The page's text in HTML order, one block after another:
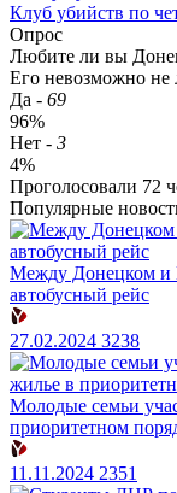
Клуб убийств по
Опрос
Любите ли вы
Его невозможно не
Да - 69
96%
Нет - 3
4%
Проголосовали 72
Популярные
Между Донецком и
автобусный рейс
27.02.2024 3238
Молодые семьи
приоритетном
11.11.2024 2351